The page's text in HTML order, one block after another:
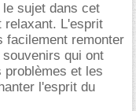
le sujet dans cet
relaxant. L'esprit
facilement remonter
qui ont
problèmes et les
l'esprit du